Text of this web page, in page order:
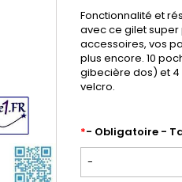
Fonctionnalité et
avec ce gilet super
accessoires, vos
plus encore. 10
gibecière dos) et 4
velcro.
*- Obligatoire -
-